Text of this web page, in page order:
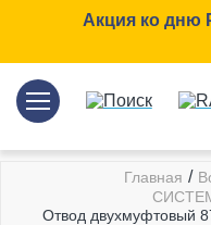
Акция ко дню
Главная /
Отвод двухмуфтовый